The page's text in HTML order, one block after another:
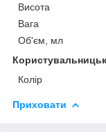
Висота
Вага
Об'єм, мл
Колір
Приховати